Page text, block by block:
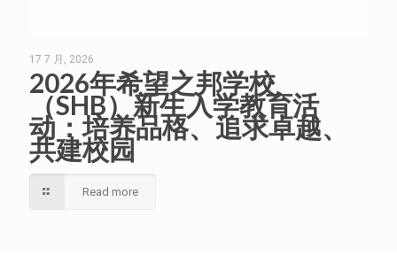
17 7 月, 2026
2026年希望之邦学校
（SHB）新生入学教育活
动：培养品格、追求卓越、
共建校园
Read more